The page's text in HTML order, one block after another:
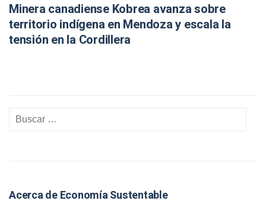
Minera canadiense Kobrea avanza sobre
territorio indígena en Mendoza y escala la
tensión en la Cordillera
Acerca de Economía Sustentable